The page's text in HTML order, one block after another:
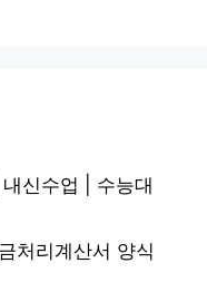
신수업 | 수능대
처리계산서 양식